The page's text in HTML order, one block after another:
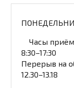
Часы
8:30–17:30
Перерыв на
12.30–13.18